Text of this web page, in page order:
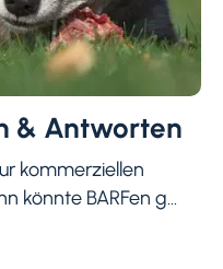
& Antworten
kommerziellen
könnte BARFen g...